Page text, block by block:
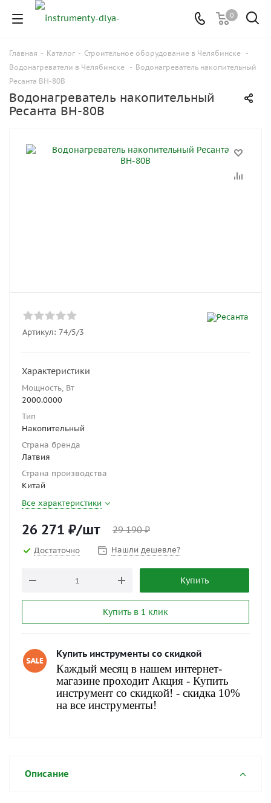
0
Главная - Каталог - Строительное оборудование в Челябинске -
Водонагреватели в Челябинске - Водонагреватель накопительный
Ресанта ВН-80В
Водонагреватель накопительный
Ресанта ВН-80В
Артикул: 74/5/3
Характеристики
Мощность, Вт
2000.0000
Тип
Накопительный
Страна бренда
Латвия
Страна производства
Китай
Все характеристики
26 271 ₽/шт 29 190₽
Достаточно Нашли дешевле?
Купить
Купить в 1 клик
Купить инструменты со скидкой
Каждый месяц в нашем интернет-
магазине проходит Акция - Купить
инструмент со скидкой! - скидка 10%
на все инструменты!
Описание